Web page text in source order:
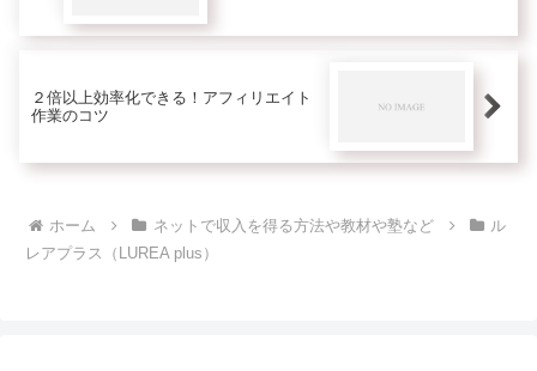
２倍以上効率化できる！アフィリエイト
作業のコツ
ホーム ネットで収入を得る方法や教材や塾など
ル
レアプラス（LUREA plus）